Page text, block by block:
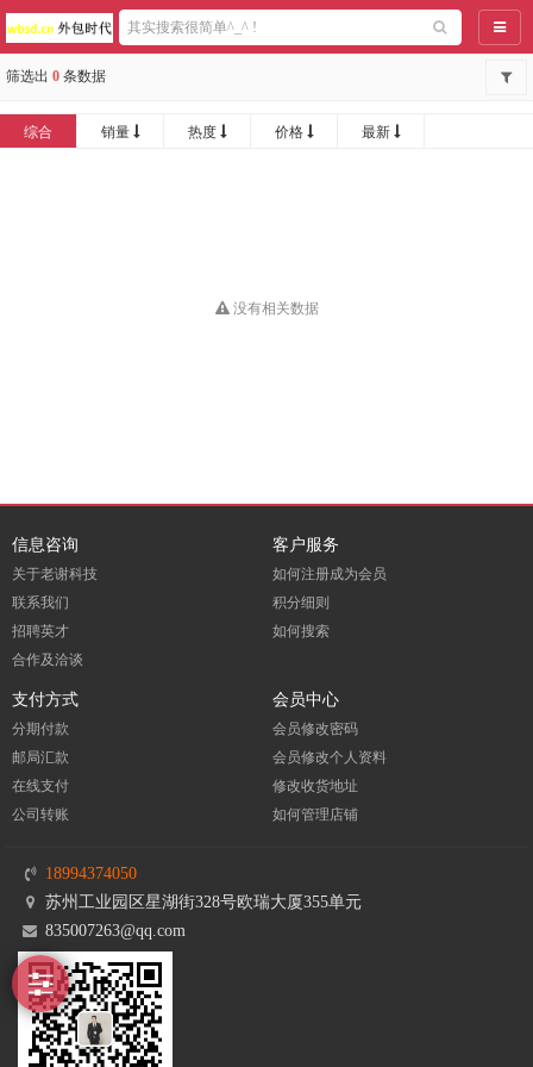
导航
筛选出 0 条数据
综合 销量 热度 价格 最新
没有相关数据
信息咨询
关于老谢科技
联系我们
招聘英才
合作及洽谈
客户服务
如何注册成为会员
积分细则
如何搜索
支付方式
分期付款
邮局汇款
在线支付
公司转账
会员中心
会员修改密码
会员修改个人资料
修改收货地址
如何管理店铺
18994374050
苏州工业园区星湖街328号欧瑞大厦355单元
835007263@qq.com